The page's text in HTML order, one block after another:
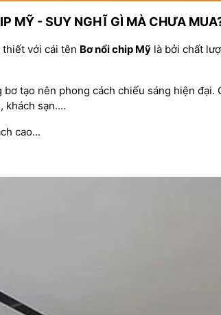
MỸ - SUY NGHĨ GÌ MÀ CHƯA
thiết với cái tên Bơ nổi chip Mỹ là bởi chất
tạo nên phong cách chiếu sáng hiện
khách sạn....
cao...